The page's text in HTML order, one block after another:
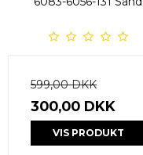
599,00 DKK
300,00 DKK
VIS PRODUKT